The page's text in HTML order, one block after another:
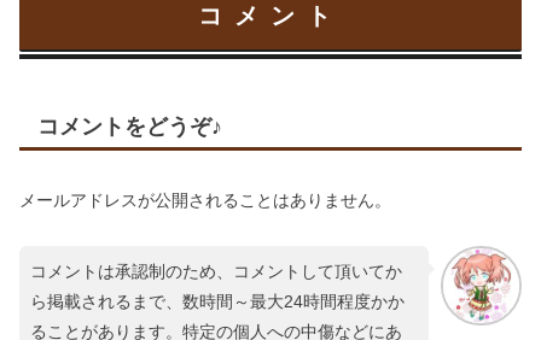
コメント
コメントをどうぞ♪
メールアドレスが公開されることはありません。
コメントは承認制のため、コメントして頂いてか
ら掲載されるまで、数時間～最大24時間程度かか
ることがあります。特定の個人への中傷などにあ